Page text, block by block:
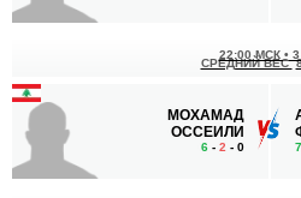
МОХАМАД
ОССЕИЛИ
6 - 2 - 0
22:00 МСК •
СРЕДНИЙ ВЕС
7